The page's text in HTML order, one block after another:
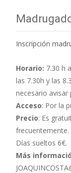
Inscripción
Horario: 7.30 h
las 7.30h y las
necesario avisar
Acceso: Por la
Precio: Es
frecuentemente.
Días sueltos 6€.
Más